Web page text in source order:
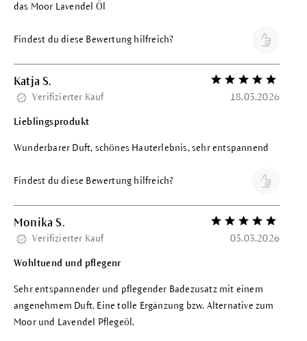
das Moor Lavendel Öl
Findest du diese Bewertung hilfreich?
Katja S. Bewertung mit 5
Verifizierter Kauf 18.03.2026
Lieblingsprodukt
Wunderbarer Duft, schönes Hauterlebnis, sehr entspannend
Findest du diese Bewertung hilfreich?
Monika S. Bewertung mit 5
Verifizierter Kauf 03.03.2026
Wohltuend und pflegenr
Sehr entspannender und pflegender Badezusatz mit einem
angenehmem Duft. Eine tolle Ergänzung bzw. Alternative zum
Moor und Lavendel Pflegeöl.